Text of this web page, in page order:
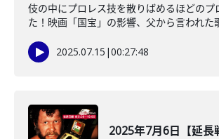
伎の中にプロレス技を散りばめるほどのプ
た！映画「国宝」の影響、父から言われた
2025.07.15 |00:27:48
2025年7月6日【延長